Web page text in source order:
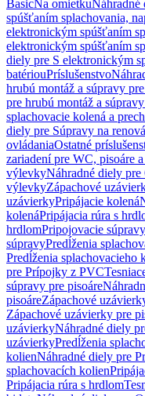
BasicNa omietkuNáhradné
spúšťaním splachovania,
elektronickým spúšťaním
elektronickým spúšťaním
diely pre S elektronickým
batériouPríslušenstvo
hrubú montáž a súpravy
pre hrubú montáž a
splachovacie kolená a
diely pre Súpravy na
ovládaniaOstatné
zariadení pre WC, pisoáre
výlevkyNáhradné diely
výlevkyZápachové
uzávierkyPripájacie kolená
kolenáPripájacia rúra s
hrdlomPripojovacie súpravy
súpravyPredĺženia
Predĺženia splachovacieho
pre Prípojky z PVC
súpravy pre pisoáre
pisoáreZápachové
Zápachové uzávierky pre
uzávierkyNáhradné diely
uzávierkyPredĺženia
kolienNáhradné diely pre
splachovacích kolien
Pripájacia rúra s hrdlom